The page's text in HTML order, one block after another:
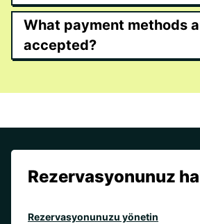
What payment methods
accepted?
Rezervasyonunuz
Rezervasyonunuzu yönetin